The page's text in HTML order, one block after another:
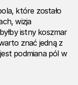
które zostało
wizja
istny koszmar
znać jedną z
podmiana pól w